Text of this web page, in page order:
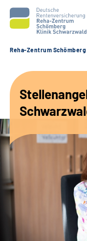
Unsere Angebote
Karriere
Sozialdienste &
Leichte Sprache
Reha-Zentrum